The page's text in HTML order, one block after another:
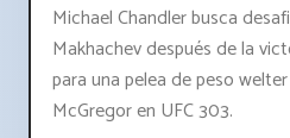
Michael Chandler busca
Makhachev después de la
para una pelea de peso
McGregor en UFC 303.